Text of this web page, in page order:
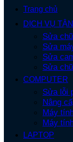
Trang chủ
DỊCH VỤ
Sửa
Sửa
Sửa
Sửa
COMPUTER
Sửa lỗi
Nâng
Máy
Máy
LAPTOP